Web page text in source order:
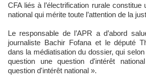
CFA liés à l’électrification rurale constitue
national qui mérite toute l’attention de la
Le responsable de l’APR a d’abord
journaliste Bachir Fofana et le député
dans la médiatisation du dossier, qui
question une question d'intérêt
question d'intérêt national ».